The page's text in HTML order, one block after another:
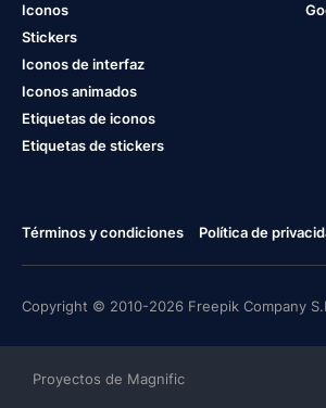
Iconos
Stickers
Iconos de interfaz
Iconos animados
Etiquetas de iconos
Etiquetas de stickers
Términos y condiciones Política de
Copyright © 2010-2026 Freepik Company
Proyectos de Magnific